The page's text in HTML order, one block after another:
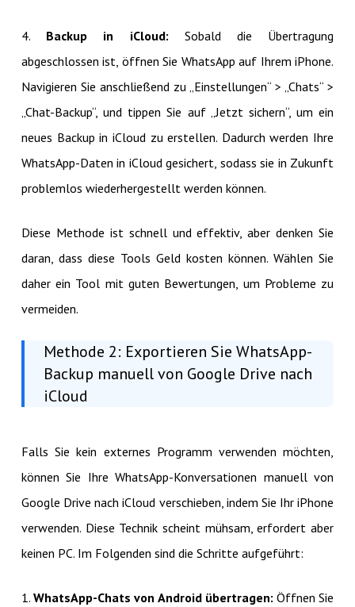
4. Backup in iCloud: Sobald die Übertragung
abgeschlossen ist, öffnen Sie WhatsApp auf Ihrem iPhone.
Navigieren Sie anschließend zu „Einstellungen“ > „Chats“ >
„Chat-Backup“, und tippen Sie auf „Jetzt sichern“, um ein
neues Backup in iCloud zu erstellen. Dadurch werden Ihre
WhatsApp-Daten in iCloud gesichert, sodass sie in Zukunft
problemlos wiederhergestellt werden können.
Diese Methode ist schnell und effektiv, aber denken Sie
daran, dass diese Tools Geld kosten können. Wählen Sie
daher ein Tool mit guten Bewertungen, um Probleme zu
vermeiden.
Methode 2: Exportieren Sie WhatsApp-
Backup manuell von Google Drive nach
iCloud
Falls Sie kein externes Programm verwenden möchten,
können Sie Ihre WhatsApp-Konversationen manuell von
Google Drive nach iCloud verschieben, indem Sie Ihr iPhone
verwenden. Diese Technik scheint mühsam, erfordert aber
keinen PC. Im Folgenden sind die Schritte aufgeführt:
1.WhatsApp-Chats von Android übertragen: Öffnen Sie